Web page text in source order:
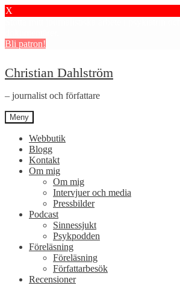
X
Bli patron!
Hoppa
till
navigering
Hoppa
till
innehåll
Christian Dahlström
– journalist och författare
Meny
Webbutik
Blogg
Kontakt
Om mig
Om mig
Intervjuer och media
Pressbilder
Podcast
Sinnessjukt
Psykpodden
Föreläsning
Föreläsning
Författarbesök
Recensioner